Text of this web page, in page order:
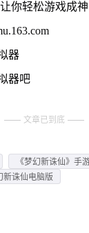
你轻松游戏成神
器
器吧
文章已到底
《梦幻新诛仙》手
新诛仙电脑版